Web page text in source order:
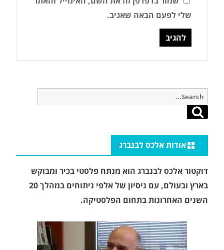
שלי לפעם הבאה שאגיב.
Search
for:
Search
אודות אלכס לבנברג
דוקטור אלכס לבנברג הוא מנתח פלסטי בכיר ומבוקש
בארץ ובעולם, עם ניסיון של אלפי ניתוחים במהלך 20
השנים האחרונות בתחום הפלסטיקה.